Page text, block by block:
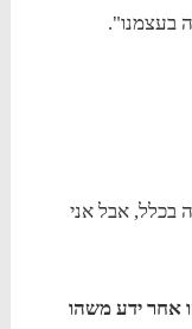
בעצמנו".
בכלל, אבל אני
אחר ידע משהו